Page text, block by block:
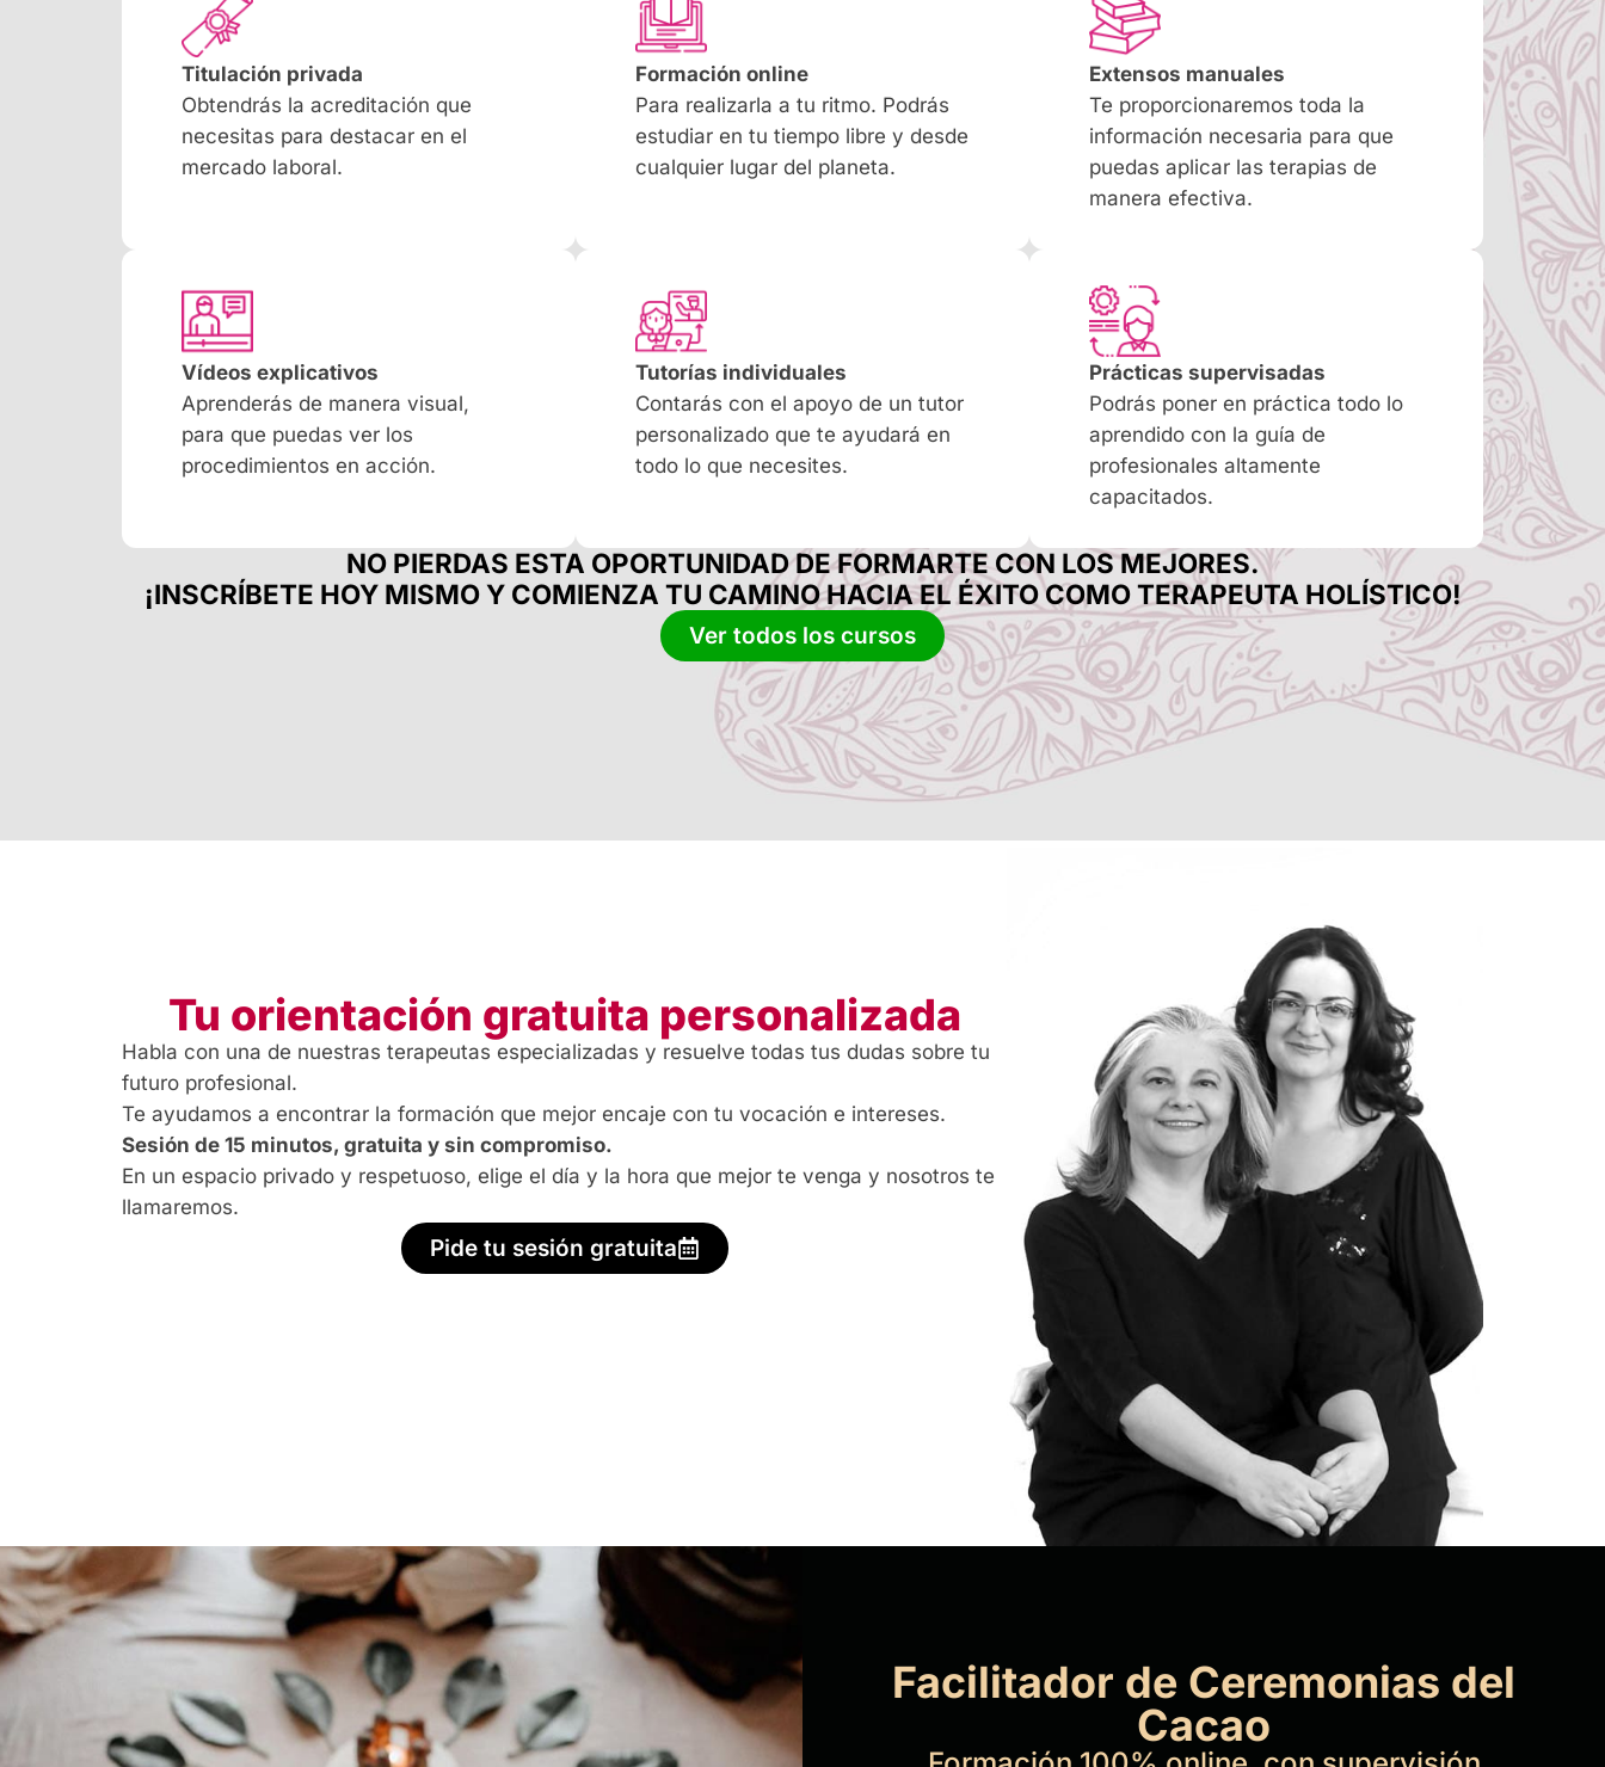
Titulación privada
Obtendrás la acreditación que
necesitas para destacar en el
mercado laboral.
Formación online
Para realizarla a tu ritmo. Podrás
estudiar en tu tiempo libre y desde
cualquier lugar del planeta.
Extensos manuales
Te proporcionaremos toda la
información necesaria para que
puedas aplicar las terapias de
manera efectiva.
Vídeos explicativos
Aprenderás de manera visual,
para que puedas ver los
procedimientos en acción.
Tutorías individuales
Contarás con el apoyo de un tutor
personalizado que te ayudará en
todo lo que necesites.
Prácticas supervisadas
Podrás poner en práctica todo lo
aprendido con la guía de
profesionales altamente
capacitados.
NO PIERDAS ESTA OPORTUNIDAD DE FORMARTE CON LOS MEJORES.
¡INSCRÍBETE HOY MISMO Y COMIENZA TU CAMINO HACIA EL ÉXITO COMO TERAPEUTA HOLÍSTICO!
Ver todos los cursos
Tu orientación gratuita personalizada
Habla con una de nuestras terapeutas especializadas y resuelve todas tus dudas sobre tu
futuro profesional.
Te ayudamos a encontrar la formación que mejor encaje con tu vocación e intereses.
Sesión de 15 minutos, gratuita y sin compromiso.
En un espacio privado y respetuoso, elige el día y la hora que mejor te venga y nosotros te
llamaremos.
Pide tu sesión gratuita
Facilitador de Ceremonias del
Cacao